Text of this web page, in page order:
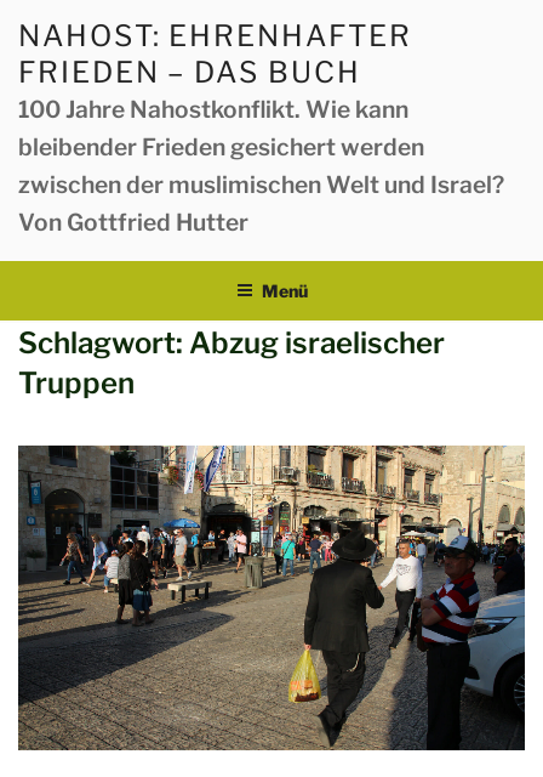
Inhalt
springen
NAHOST: EHRENHAFTER
FRIEDEN – DAS BUCH
100 Jahre Nahostkonflikt. Wie kann
bleibender Frieden gesichert werden
zwischen der muslimischen Welt und Israel?
Von Gottfried Hutter
Menü
Schlagwort: Abzug israelischer
Truppen